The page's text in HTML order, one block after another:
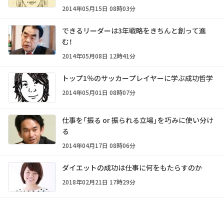
2014年05月15日 08時03分
できるリーダーは3年戦略をきちんと創って進
む！
2014年05月08日 12時41分
トップ1％のサッカープレイヤーに学ぶ成功哲学
2014年05月01日 08時07分
仕事を「振る or 振られる立場」を巧みに使い分け
る
2014年04月17日 08時06分
ダイエットの成功は仕事に何をもたらすのか
2018年02月21日 17時29分